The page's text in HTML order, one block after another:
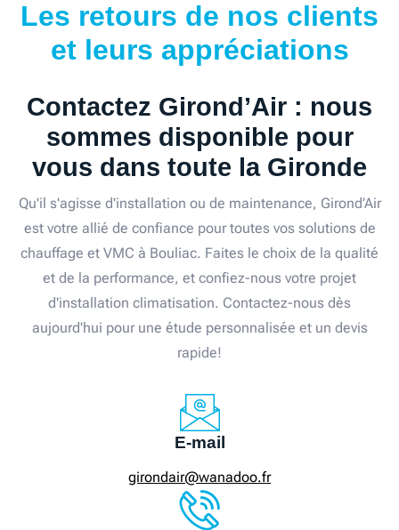
Les retours de nos clients
et leurs appréciations
Contactez Girond’Air : nous
sommes disponible pour
vous dans toute la Gironde
Qu'il s'agisse d'installation ou de maintenance, Girond’Air
est votre allié de confiance pour toutes vos solutions de
chauffage et VMC à Bouliac. Faites le choix de la qualité
et de la performance, et confiez-nous votre projet
d'installation climatisation. Contactez-nous dès
aujourd'hui pour une étude personnalisée et un devis
rapide!
E-mail
girondair@wanadoo.fr